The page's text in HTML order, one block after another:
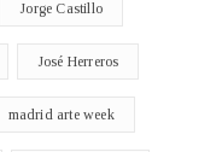
Jorge Castillo
José Herreros
madrid arte week